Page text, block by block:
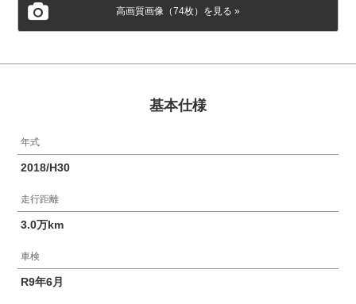
高画質画像（74枚）を見る »
基本仕様
年式
2018/H30
走行距離
3.0万km
車検
R9年6月